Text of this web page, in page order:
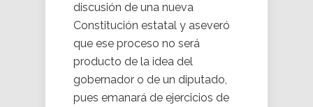
discusión de una nueva
Constitución estatal y aseveró
que ese proceso no será
producto de la idea del
gobernador o de un diputado,
pues emanará de ejercicios de